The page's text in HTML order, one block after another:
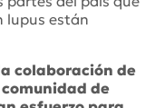
lupus están
colaboración de
de